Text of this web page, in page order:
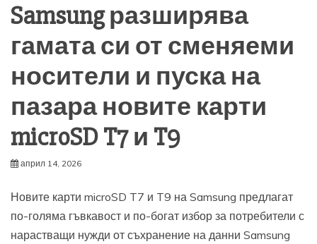
Samsung разширява
гамата си от сменяеми
носители и пуска на
пазара новите карти
microSD T7 и T9
април 14, 2026
Новите карти microSD T7 и T9 на Samsung предлагат
по-голяма гъвкавост и по-богат избор за потребители с
нарастващи нужди от съхранение на данни Samsung